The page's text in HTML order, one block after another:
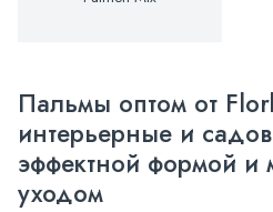
Пальмы оптом от
интерьерные и
эффектной формой
уходом